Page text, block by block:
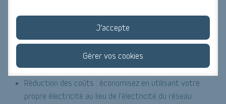
J’accepte
Gérer vos cookies
Les maisons du futur disposeront d'une batterie domestique
pour stocker l'énergie produite par les panneaux solaires.
Utilisation flexible de l'énergie : utilisez l'énergie stockée
pendant les heures creuses.
Réduction des coûts : économisez en utilisant votre
propre électricité au lieu de l'électricité du réseau.